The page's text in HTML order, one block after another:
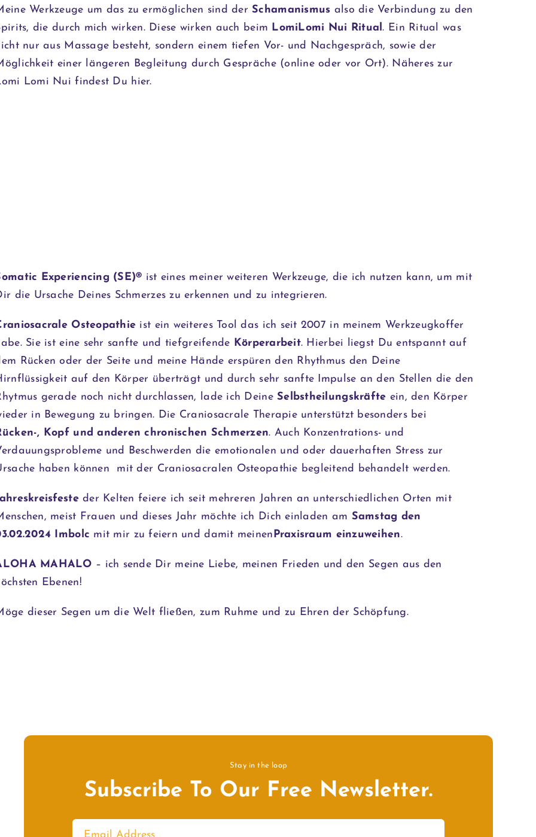
Werkzeuge um das zu ermöglichen sind derSchamanismus also die Verbindung zu den
die durch mich wirken. Diese wirken auch beim LomiLomi Nui Ritual. Ein Ritual was
nur aus Massage besteht, sondern einem tiefen Vor- und Nachgespräch, sowie der
einer längeren Begleitung durch Gespräche (online oder vor Ort). Näheres zur
Lomi Nui findest Du hier.
Experiencing (SE)® ist eines meiner weiteren Werkzeuge, die ich nutzen kann, um mit
die Ursache Deines Schmerzes zu erkennen und zu integrieren.
Osteopathie ist ein weiteres Tool das ich seit 2007 in meinem Werkzeugkoffer
Sie ist eine sehr sanfte und tiefgreifende Körperarbeit. Hierbei liegst Du entspannt auf
Rücken oder der Seite und meine Hände erspüren den Rhythmus den Deine
auf den Körper überträgt und durch sehr sanfte Impulse an den Stellen die den
gerade noch nicht durchlassen, lade ich DeineSelbstheilungskräfte ein, den Körper
in Bewegung zu bringen. Die Craniosacrale Therapie unterstützt besonders bei
, Kopf und anderen chronischen Schmerzen. Auch Konzentrations- und
und Beschwerden die emotionalen und oder dauerhaften Stress zur
haben können mit der Craniosacralen Osteopathie begleitend behandelt werden.
der Kelten feiere ich seit mehreren Jahren an unterschiedlichen Orten mit
meist Frauen und dieses Jahr möchte ich Dich einladen am Samstag den
Imbolc mit mir zu feiern und damit meinenPraxisraum einzuweihen.
MAHALO – ich sende Dir meine Liebe, meinen Frieden und den Segen aus den
Ebenen!
dieser Segen um die Welt fließen, zum Ruhme und zu Ehren der Schöpfung.
Stay in the loop
Subscribe To Our Free Newsletter.